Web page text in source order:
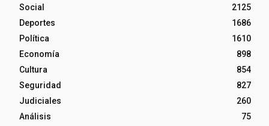
Social
2125
Deportes
1686
Política
1610
Economía
898
Cultura
854
Seguridad
827
Judiciales
260
Análisis
75